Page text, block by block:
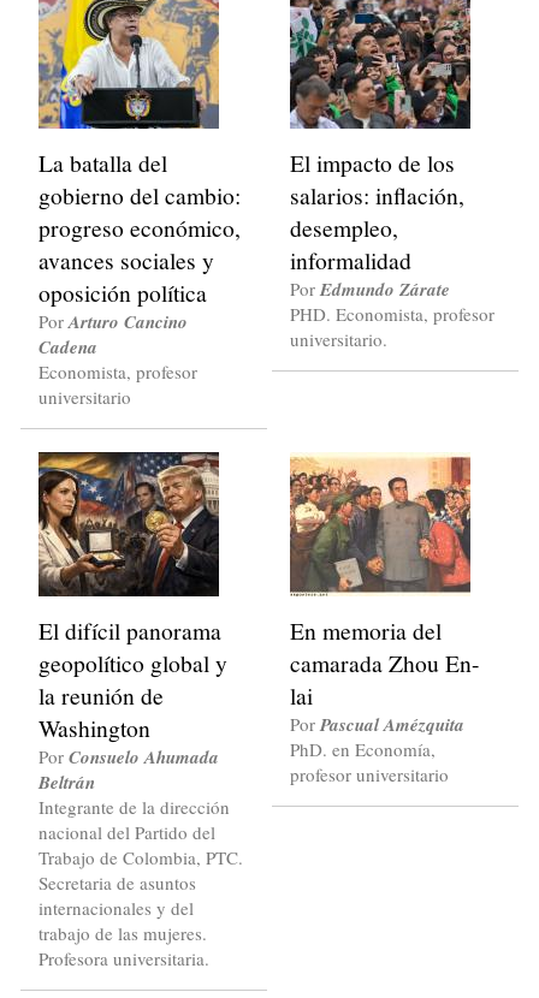
La batalla del
gobierno del cambio:
progreso económico,
avances sociales y
oposición política
PorArturo Cancino
Cadena
Economista, profesor
universitario
El impacto de los
salarios: inflación,
desempleo,
informalidad
PorEdmundo Zárate
PHD. Economista, profesor
universitario.
El difícil panorama
geopolítico global y
la reunión de
Washington
PorConsuelo Ahumada
Beltrán
Integrante de la dirección
nacional del Partido del
Trabajo de Colombia, PTC.
Secretaria de asuntos
internacionales y del
trabajo de las mujeres.
Profesora universitaria.
En memoria del
camarada Zhou En-
lai
PorPascual Amézquita
PhD. en Economía,
profesor universitario